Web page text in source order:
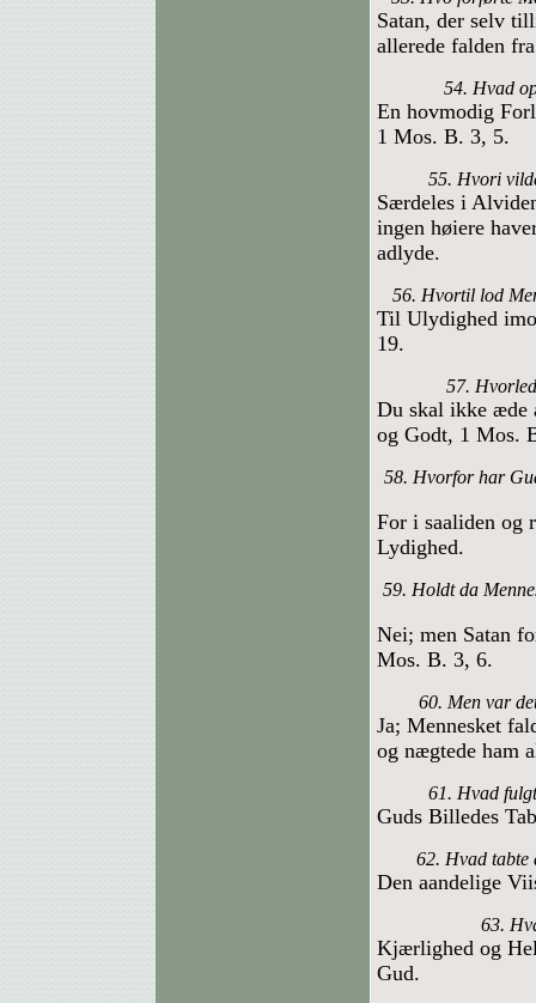
Satan, der selv
allerede falden
54. Hvad
En hovmodig
1 Mos. B. 3, 5.
55. Hvori
Særdeles i
ingen høiere
adlyde.
56. Hvortil lod
Til Ulydighed
19.
57.
Du skal ikke æde
og Godt, 1 Mos.
58. Hvorfor har
For i saaliden og
Lydighed.
59. Holdt da
Nei; men Satan
Mos. B. 3, 6.
60. Men var
Ja; Mennesket
og nægtede ham
61. Hvad
Guds Billedes
62. Hvad tabte
Den aandelige
63.
Kjærlighed og
Gud.